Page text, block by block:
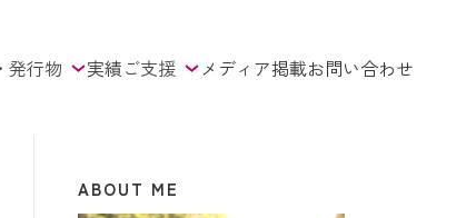
発行物 実績ご支援 メディア掲載お問い合わせ
ABOUT ME